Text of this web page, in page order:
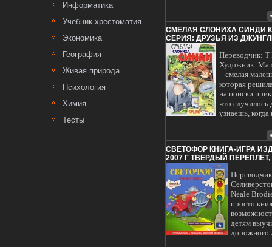
Информатика
Учебник-хрестоматия
Экономика
География
Живая природа
Психология
Химия
Тесты
наиболее
договоров,
Для юристов,
руководителей,
Автор Леонид
(составитель,
СМЕЛАЯ СЛОНИХА СИНДИ
СЕРИЯ: ДРУЗЬЯ ИЗ
Переводчик:
Художник:
– смелая
которая
на поиски
что случилось
узнаешь,
дружбе
африканских
Составь три
которых
ее друзья, и
объемную
слонихи
Играй и
подарок для
СВЕТОФОР КНИГА-ИГРА
2007 Г ТВЕРДЫЙ ПЕРЕПЛЕТ,
22763-1 ТИРАЖ: 5000 ЭКЗ
Neale
просто
детям
дорожного